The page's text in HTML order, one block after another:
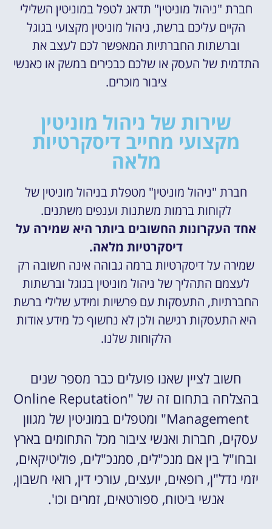
חברת "ניהול מוניטין" תדאג לטפל במוניטין השלילי
הקיים עליכם ברשת, ניהול מוניטין מקצועי בגוגל
וברשתות החברתיות המאפשר לכם לעצב את
התדמית של העסק או שלכם כבכירים במשק או כאנשי
ציבור מוכרים.
שירות של ניהול מוניטין
מקצועי מחייב דיסקרטיות
מלאה
חברת "ניהול מוניטין" מטפלת בניהול מוניטין של
לקוחות ברמות משתנות וענפים משתנים.
אחד העקרונות החשובים ביותר היא שמירה על
דיסקרטיות מלאה.
שמירה על דיסקרטיות ברמה גבוהה אינה חשובה רק
לעצמם התהליך של ניהול מוניטין בגוגל וברשתות
החברתיות, התעסקות עם פרשיות ומידע שלילי ברשת
היא התעסקות רגישה ולכן לא נחשוף כל מידע אודות
הלקוחות שלנו.
חשוב לציין שאנו פועלים כבר מספר שנים
בהצלחה בתחום זה של "Online Reputation
Management" ומטפלים במוניטין של מגוון
עסקים, חברות ואנשי ציבור מכל התחומים בארץ
ובחו"ל בין אם מנכ"לים, סמנכ"לים, פוליטיקאים,
יזמי נדל"ן, רופאים, יועצים, עורכי דין, רואי חשבון,
אנשי ביטוח, ספורטאים, זמרים וכו'.